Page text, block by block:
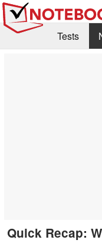
Tests
Quick Recap: